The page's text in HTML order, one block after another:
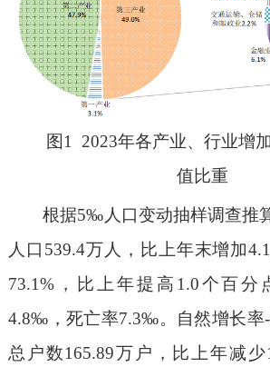
图1 2023年各产业、行业增加
值比重
根据5‰人口变动抽样调查推
人口539.4万人，比上年末增加
73.1%，比上年提高1.0个百分
4.8‰，死亡率7.3‰。自然增长率
总户数165.89万户，比上年减